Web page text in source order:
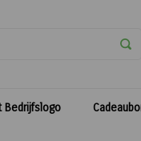
Bedrijfslogo